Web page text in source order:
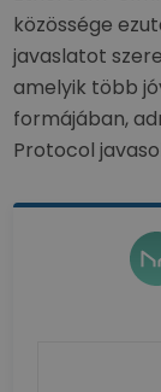
közössége
javaslatot
amelyik több
formájában,
Protocol